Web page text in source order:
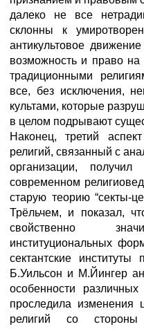
далеко не все
склонны к
антикультовое
возможность и право на
традиционными
все, без исключения,
культами, которые
в целом подрывают
Наконец, третий
религий, связанный с
организации,
современном
старую теорию “секты-
Трёльчем, и показал,
свойственно
институциональных
сектантские
Б.Уильсон и М.Йингер
особенности
проследила изменения
религий со